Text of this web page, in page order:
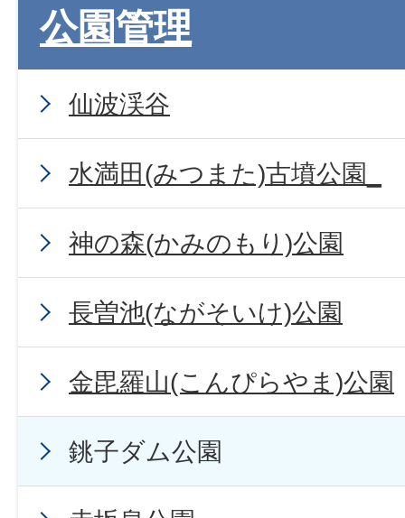
公園管理
仙波渓谷
水満田(みつまた)古墳公園_
神の森(かみのもり)公園
長曽池(ながそいけ)公園
金毘羅山(こんぴらやま)公園
銚子ダム公園